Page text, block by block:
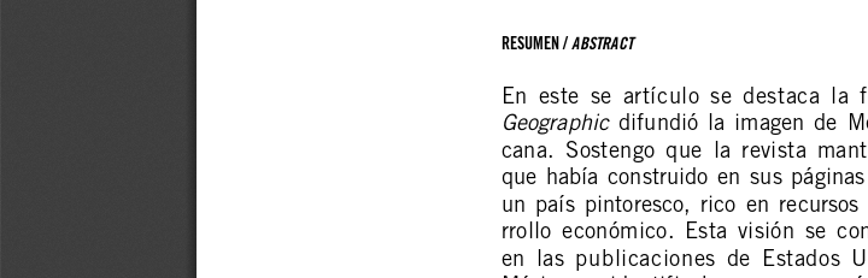
RESUMEN / ABSTRACT
En  este  se  artículo  se  destaca  la
Geographic
difundió  la  imagen  de
cana.  Sostengo  que  la  revista
que  había  construido  en  sus
un  país  pintoresco,  rico  en
rrollo  económico.  Esta  visión  se
en  las  publicaciones  de  Estados